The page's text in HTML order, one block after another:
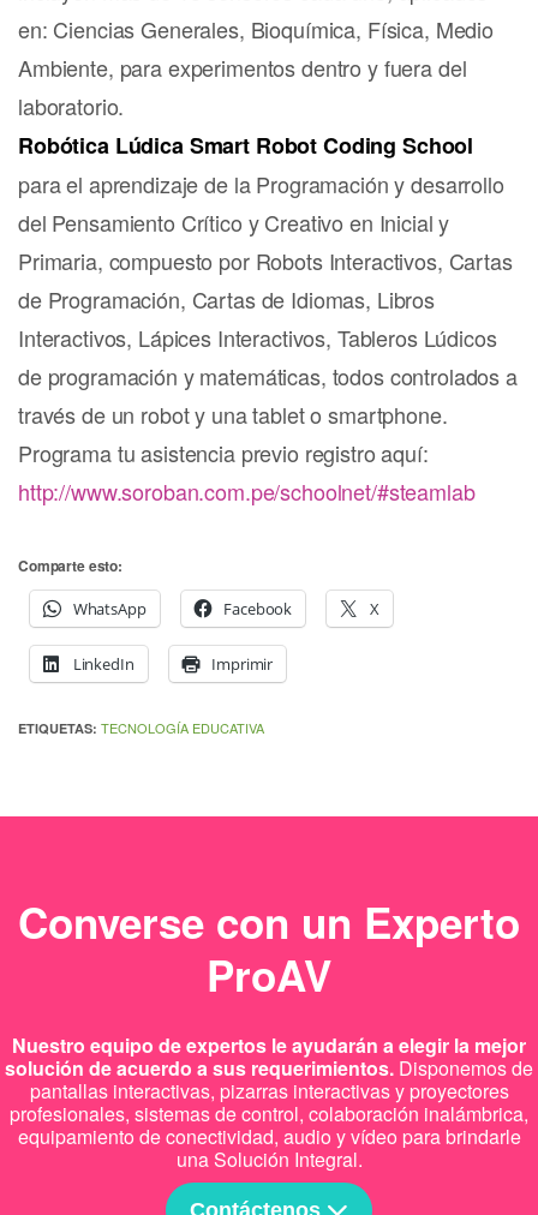
en: Ciencias Generales, Bioquímica, Física, Medio
Ambiente, para experimentos dentro y fuera del
laboratorio.
Robótica Lúdica Smart Robot Coding School
para el aprendizaje de la Programación y desarrollo
del Pensamiento Crítico y Creativo en Inicial y
Primaria, compuesto por Robots Interactivos, Cartas
de Programación, Cartas de Idiomas, Libros
Interactivos, Lápices Interactivos, Tableros Lúdicos
de programación y matemáticas, todos controlados a
través de un robot y una tablet o smartphone.
Programa tu asistencia previo registro aquí:
http://www.soroban.com.pe/schoolnet/#steamlab
Comparte esto:
WhatsApp
Facebook X
LinkedIn Imprimir
ETIQUETAS: TECNOLOGÍA EDUCATIVA
Converse con un Experto
ProAV
Nuestro equipo de expertos le ayudarán a elegir la mejor
solución de acuerdo a sus requerimientos. Disponemos de
pantallas interactivas, pizarras interactivas y proyectores
profesionales, sistemas de control, colaboración inalámbrica,
equipamiento de conectividad, audio y vídeo para brindarle
una Solución Integral.
Contáctenos